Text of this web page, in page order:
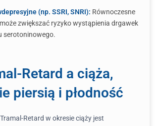
(np. SSRI, SNRI): Równoczesne
zwiększać ryzyko wystąpienia drgawek
serotoninowego.
Retard a ciąża,
piersią i płodność
Retard w okresie ciąży jest